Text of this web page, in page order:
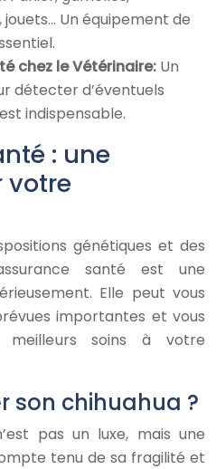
Un équipement de
chez le Vétérinaire: Un
détecter d’éventuels
indispensable.
: une
votre
génétiques et des
santé est une
Elle peut vous
importantes et vous
meilleurs soins à votre
son chihuahua ?
pas un luxe, mais une
tenu de sa fragilité et